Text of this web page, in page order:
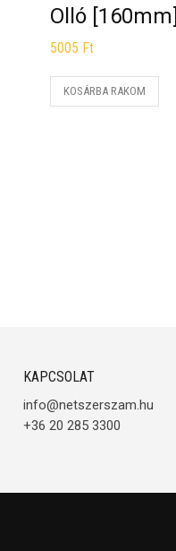
Olló [160mm]
5005 Ft
KOSÁRBA RAKOM
KAPCSOLAT
info@netszerszam.hu
+36 20 285 3300